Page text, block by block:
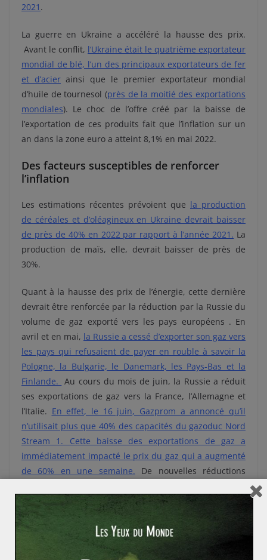
2021 .
La guerre en Ukraine a accéléré la hausse des prix.
Avant le conflit, l‘Ukraine était le quatrième exportateur
mondial de blé, l’un des principaux exportateurs de fer
et d’acierainsi que le premier exportateur mondial
d’huile de tournesol (près de la moitié des exportations
mondiales). Le choc de l’offre créé par la baisse de
l’exportation de ces produits fait que l’inflation sur un
an dans la zone euro a atteint 8,1% en mai 2022.
Des facteurs susceptibles de renforcer
l’inflation
Les estimations récentes prévoient que la production
de céréales et d’oléagineux en Ukraine devrait baisser
de près de 40% en 2022 par rapport à l’année 2021. La
production de maïs, elle, devrait baisser de près de
30%.
Quant à la hausse des prix de l’énergie, cette dernière
devrait être renforcée par la réduction par la Russie du
volume de gaz exporté vers les pays européens . En
avril et en mai, la Russie a cessé d’exporter son gaz vers
les pays qui refusaient de payer en rouble à savoir la
Pologne, la Bulgarie, le Danemark, les Pays-Bas et la
Finlande. Au cours du mois de juin, la Russie a réduit
ses exportations de gaz vers la France, l’Allemagne et
l’Italie. En effet, le 16 juin, Gazprom a annoncé qu’il
n’utilisait plus que 40% des capacités du gazoduc Nord
Stream 1. Cette baisse des exportations de gaz a
immédiatement impacté le prix du gaz qui a augmenté
de 60% en une semaine. De nouvelles réductions
européenne dans les semaines à venir renforceraient
un peu plus l’inflation.
Une réaction prudente de la Banque
centrale européenne